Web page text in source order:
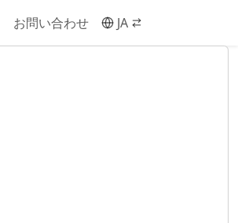
お問い合わせ JA